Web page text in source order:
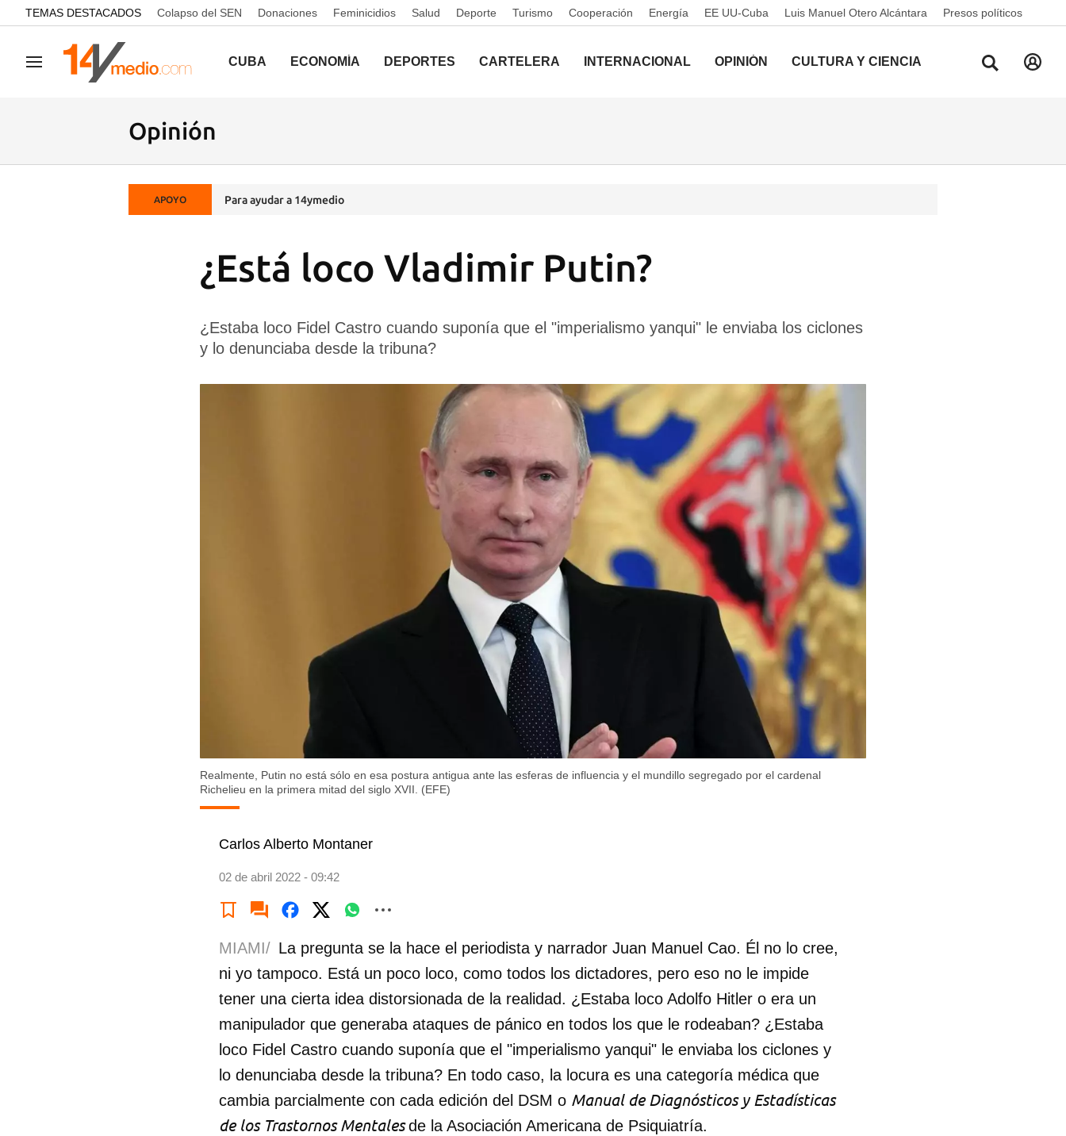
common.go-to-content
TEMAS DESTACADOS Colapso del SEN Donaciones Feminicidios Salud Deporte Turismo Cooperación Energía EE UU-Cuba Luis Manuel Otero Alcántara Presos políticos
Navegación CUBA ECONOMÍA DEPORTES CARTELERA INTERNACIONAL OPINIÓN CULTURA Y CIENCIA
Opinión
APOYO Para ayudar a 14ymedio
¿Está loco Vladimir Putin?
¿Estaba loco Fidel Castro cuando suponía que el "imperialismo yanqui" le enviaba los ciclones
y lo denunciaba desde la tribuna?
Realmente, Putin no está sólo en esa postura antigua ante las esferas de influencia y el mundillo segregado por el cardenal
Richelieu en la primera mitad del siglo XVII. (EFE)
Carlos Alberto Montaner
02 de abril 2022 - 09:42
MIAMI/ La pregunta se la hace el periodista y narrador Juan Manuel Cao. Él no lo cree,
ni yo tampoco. Está un poco loco, como todos los dictadores, pero eso no le impide
tener una cierta idea distorsionada de la realidad. ¿Estaba loco Adolfo Hitler o era un
manipulador que generaba ataques de pánico en todos los que le rodeaban? ¿Estaba
loco Fidel Castro cuando suponía que el "imperialismo yanqui" le enviaba los ciclones y
lo denunciaba desde la tribuna? En todo caso, la locura es una categoría médica que
cambia parcialmente con cada edición del DSM o Manual de Diagnósticos y Estadísticas
de los Trastornos Mentalesde la Asociación Americana de Psiquiatría.